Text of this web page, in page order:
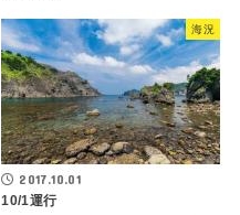
海況
2017.10.01
10/1運行